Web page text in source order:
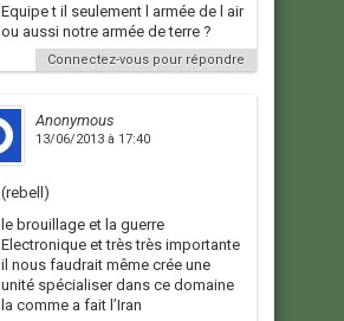
Equipe t il seulement l armée de l air
ou aussi notre armée de terre ?
Connectez-vous pour répondre
Anonymous
13/06/2013 à 17:40
(rebell)
le brouillage et la guerre
Electronique et très très importante
il nous faudrait même crée une
unité spécialiser dans ce domaine
la comme a fait l’Iran